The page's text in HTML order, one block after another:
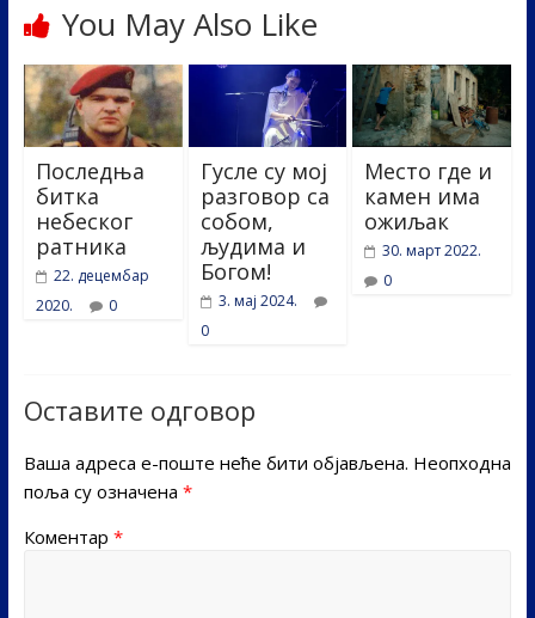
You May Also Like
Последња
битка
небеског
ратника
22. децембар
2020.
0
Гусле су мој
разговор са
собом,
људима и
Богом!
3. мај 2024.
0
Место где и
камен има
ожиљак
30. март 2022.
0
Оставите одговор
Ваша адреса е-поште неће бити објављена. Неопходна
поља су означена *
Коментар *